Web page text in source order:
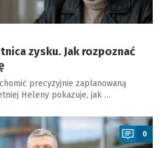
zysku. Jak rozpoznać
precyzyjnie zaplanowaną
Heleny pokazuje, jak …
0